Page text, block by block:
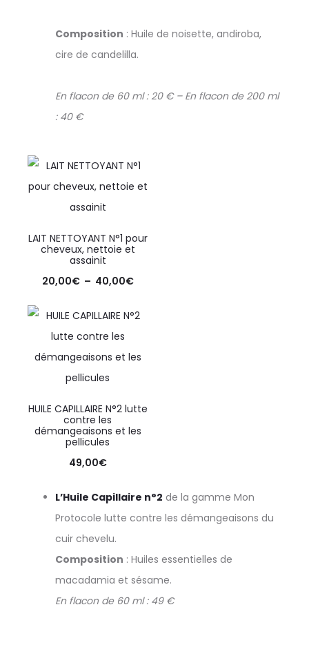
Composition : Huile de noisette, andiroba,
cire de candelilla.
En flacon de 60 ml : 20 € – En flacon de 200 ml
: 40 €
LAIT NETTOYANT N°1 pour
cheveux, nettoie et
assainit
20,00€ – 40,00€
HUILE CAPILLAIRE N°2 lutte
contre les
démangeaisons et les
pellicules
49,00€
L’Huile Capillaire n°2 de la gamme Mon
Protocole lutte contre les démangeaisons du
cuir chevelu.
Composition : Huiles essentielles de
macadamia et sésame.
En flacon de 60 ml : 49 €